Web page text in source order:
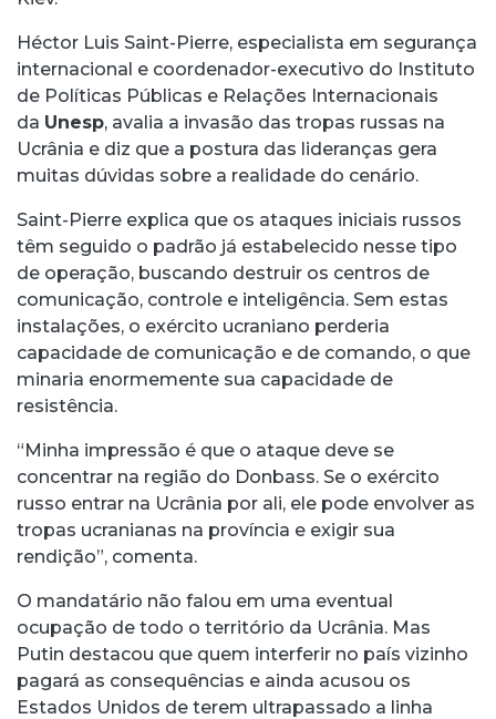
Héctor Luis Saint-Pierre, especialista em segurança
internacional e coordenador-executivo do Instituto
de Políticas Públicas e Relações Internacionais
da Unesp, avalia a invasão das tropas russas na
Ucrânia e diz que a postura das lideranças gera
muitas dúvidas sobre a realidade do cenário.
Saint-Pierre explica que os ataques iniciais russos
têm seguido o padrão já estabelecido nesse tipo
de operação, buscando destruir os centros de
comunicação, controle e inteligência. Sem estas
instalações, o exército ucraniano perderia
capacidade de comunicação e de comando, o que
minaria enormemente sua capacidade de
resistência.
“Minha impressão é que o ataque deve se
concentrar na região do Donbass. Se o exército
russo entrar na Ucrânia por ali, ele pode envolver as
tropas ucranianas na província e exigir sua
rendição”, comenta.
O mandatário não falou em uma eventual
ocupação de todo o território da Ucrânia. Mas
Putin destacou que quem interferir no país vizinho
pagará as consequências e ainda acusou os
Estados Unidos de terem ultrapassado a linha